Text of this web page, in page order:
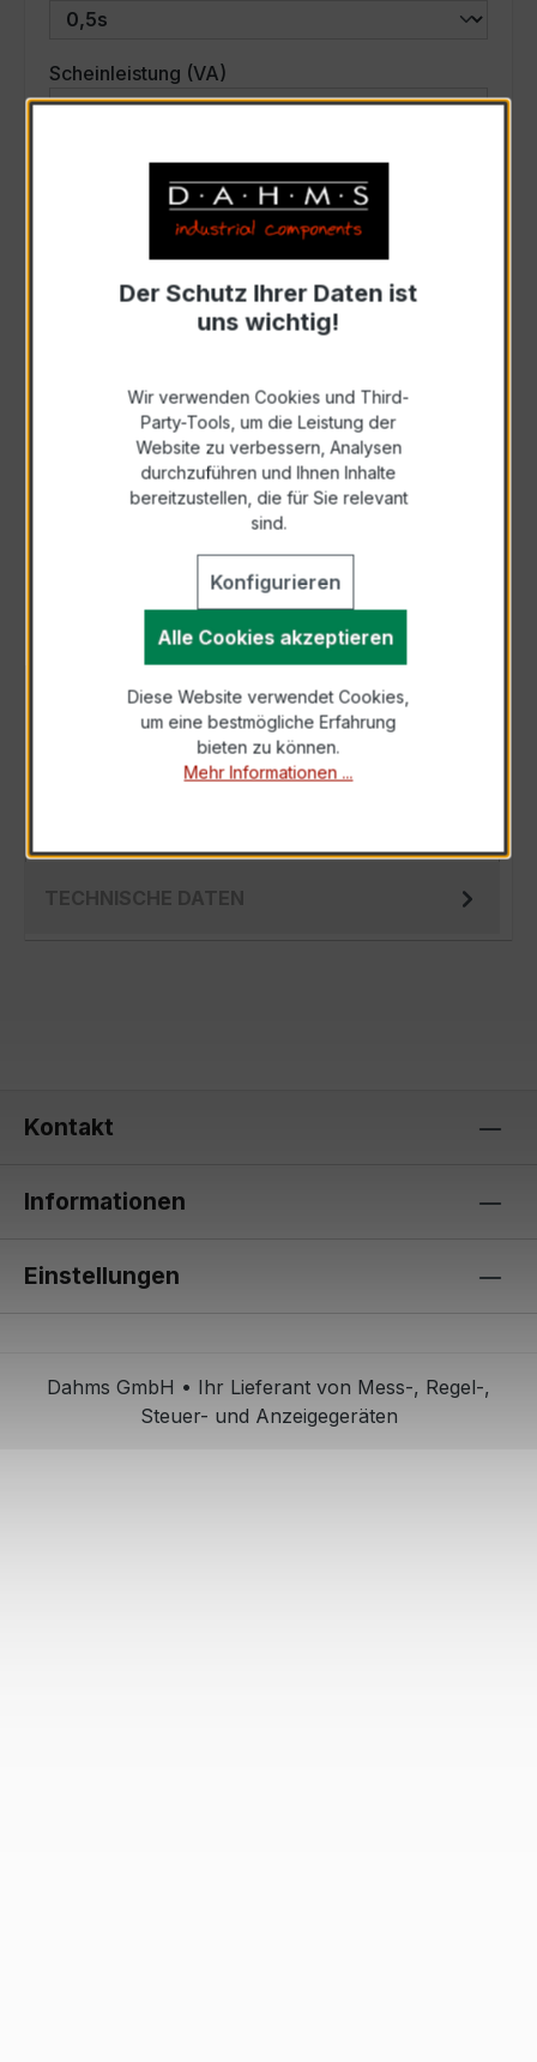
Scheinleistung (VA)
Auswahl zurücksetzen
Anfrage schriftlich
Zur Sammelanfrage hinzufügen
Anfrage telefonisch
BESCHREIBUNG
Der EASKD 31.5 2U 3x300-150/5A 10-5VA
Kl.0,5s ist ein kompakter, hochpräziser,
TECHNISCHE DATEN
Kontakt
Informationen
Einstellungen
Dahms GmbH • Ihr Lieferant von Mess-, Regel-,
Steuer- und Anzeigegeräten
Der Schutz Ihrer Daten ist
uns wichtig!
Wir verwenden Cookies und Third-
Party-Tools, um die Leistung der
Website zu verbessern, Analysen
durchzuführen und Ihnen Inhalte
bereitzustellen, die für Sie relevant
sind.
Konfigurieren
Alle Cookies akzeptieren
Diese Website verwendet Cookies,
um eine bestmögliche Erfahrung
bieten zu können.
Mehr Informationen ...